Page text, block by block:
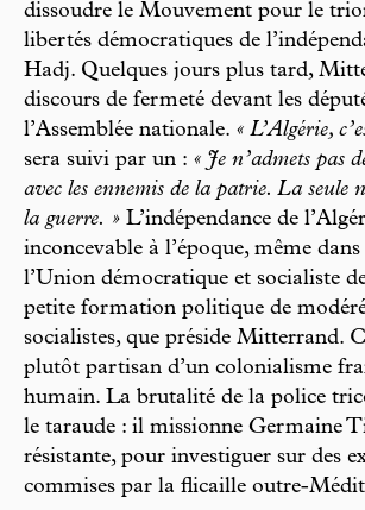
dissoudre le Mouvement pour le
libertés démocratiques de
Hadj. Quelques jours plus tard,
discours de fermeté devant les
l’Assemblée nationale. « L’Algérie,
sera suivi par un : « Je n’admets pas
avec les ennemis de la patrie. La seule
la guerre. » L’indépendance de
inconcevable à l’époque, même
l’Union démocratique et socialiste
petite formation politique de
socialistes, que préside Mitterrand.
plutôt partisan d’un colonialisme
humain. La brutalité de la police
le taraude : il missionne Germaine
résistante, pour investiguer sur des
commises par la flicaille outre-